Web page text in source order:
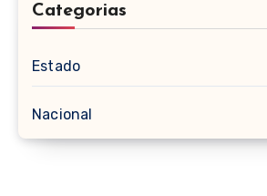
Categorias
Estado
Nacional